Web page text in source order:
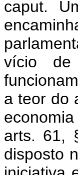
caput.
vício de
a teor do
arts. 61,
disposto